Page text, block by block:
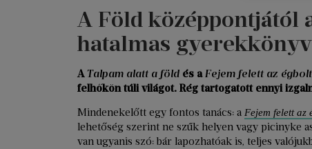
A Föld középpontjától
hatalmas
A Talpam alatt a föld és aFejem felett az égbolt
felhőkön túli világot. Rég tartogatott ennyi
Mindenekelőtt egy fontos tanács: a Fejem felett az
lehetőség szerint ne szűk helyen vagy picinyke
van ugyanis szó: bár lapozhatóak is, teljes